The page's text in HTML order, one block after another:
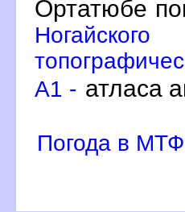
Ортатюбе
A1 - атласа
Погода в